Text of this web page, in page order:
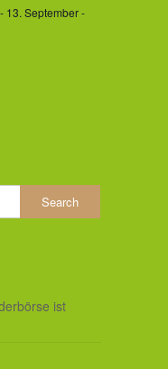
- 13. September -
ist